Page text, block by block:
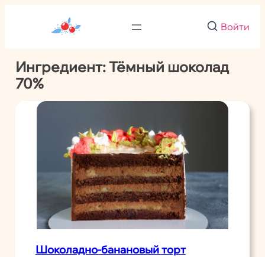
Войти
Ингредиент:Тёмный шоколад
70%
Шоколадно-банановый торт